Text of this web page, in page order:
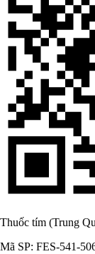
Thuốc tím (Trung
Mã SP: FES-541-